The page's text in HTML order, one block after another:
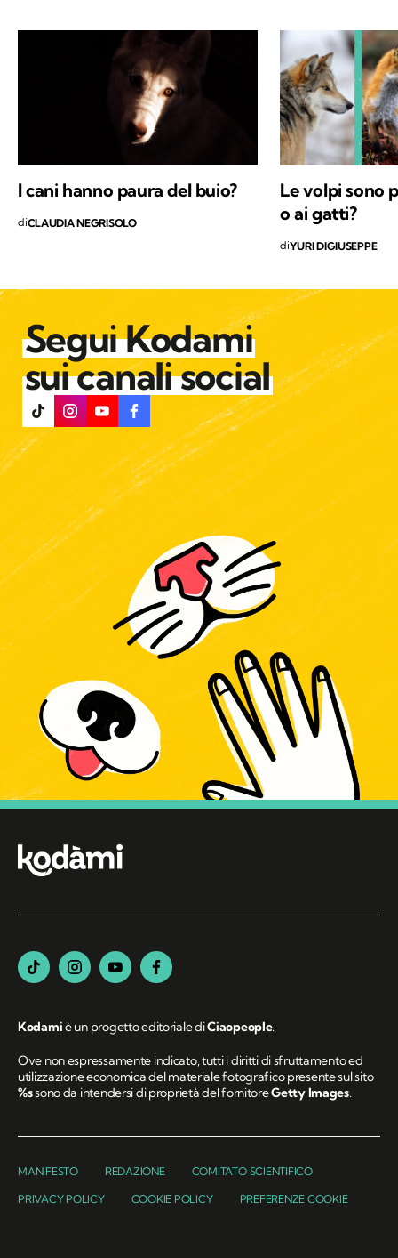
I cani hanno paura del buio?
diCLAUDIA NEGRISOLO
Le volpi sono
o ai gatti?
diYURI DIGIUSEPPE
Segui Kodami
sui canali social
Kodamiè un progetto editoriale diCiaopeople.
Ove non espressamente indicato, tutti i diritti di sfruttamento ed
utilizzazione economica del materiale fotografico presente sul sito
%ssono da intendersi di proprietà del fornitoreGetty Images.
MANIFESTO REDAZIONE COMITATO SCIENTIFICO
PRIVACY POLICY COOKIE POLICY PREFERENZE COOKIE